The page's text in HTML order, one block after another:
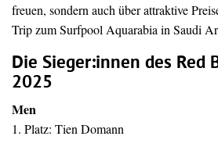
freuen, sondern auch über attraktive
Trip zum Surfpool Aquarabia in Saudi
Die Sieger:innen des Red
2025
Men
1. Platz: Tien Domann